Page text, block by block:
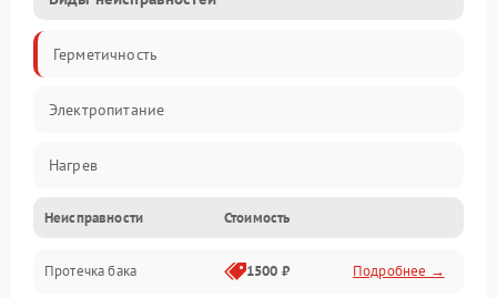
Герметичность
Электропитание
Нагрев
Датчики
Механика
Неисправности Стоимость
Протечка бака 1500 ₽ Подробнее →